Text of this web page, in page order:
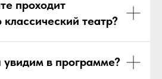
проходит
классический театр?
в программе?